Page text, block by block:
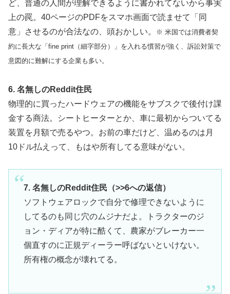
ど、普通の人間が理解できるように書かれてないから事実
上の罠。40ページのPDFをスマホ画面で読ませて「同
意」させるのが合法なの、頭おかしい。
※ 米国では消費者契
約に長大な「fine print（細字部分）」を入れる慣習が強く、訴訟対策で
意図的に難解にする企業も多い。
6. 名無しのReddit住民
物理的に買ったハードウェアの機能をサブスクで後付け課
金する商法。シートヒーターとか、車に最初からついてる
装置を月額で売るやつ。お前の車だけど、温めるのは月
10ドル払えって、もはや所有してる意味がない。
7. 名無しのReddit住民（>>6への返信）
ソフトウェアロックで自分で修理できないように
してるのも同じ穴のムジナだよ。トラクターのジ
ョン・ディアが特に酷くて、農家がブレーカー一
個直すのに正規ディーラー呼ばないといけない。
所有権の概念が壊れてる。